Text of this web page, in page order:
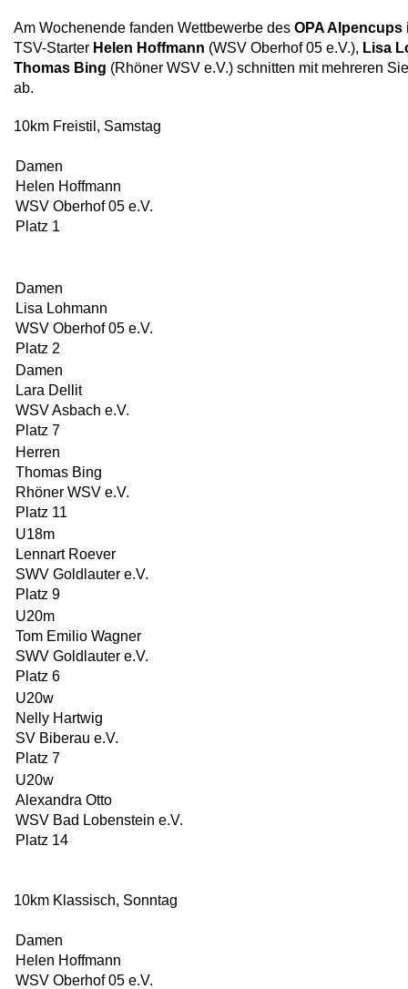
Am Wochenende fanden Wettbewerbe des OPA Alpencups
TSV-Starter Helen Hoffmann (WSV Oberhof 05 e.V.), Lisa
Thomas Bing (Rhöner WSV e.V.) schnitten mit mehreren
ab.
10km Freistil, Samstag
Damen
Helen Hoffmann
WSV Oberhof 05 e.V.
Platz 1
Damen
Lisa Lohmann
WSV Oberhof 05 e.V.
Platz 2
Damen
Lara Dellit
WSV Asbach e.V.
Platz 7
Herren
Thomas Bing
Rhöner WSV e.V.
Platz 11
U18m
Lennart Roever
SWV Goldlauter e.V.
Platz 9
U20m
Tom Emilio Wagner
SWV Goldlauter e.V.
Platz 6
U20w
Nelly Hartwig
SV Biberau e.V.
Platz 7
U20w
Alexandra Otto
WSV Bad Lobenstein e.V.
Platz 14
10km Klassisch, Sonntag
Damen
Helen Hoffmann
WSV Oberhof 05 e.V.